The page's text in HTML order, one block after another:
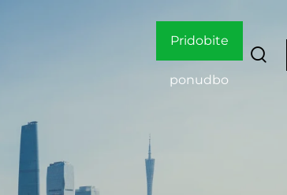
Pridobite
ponudbo